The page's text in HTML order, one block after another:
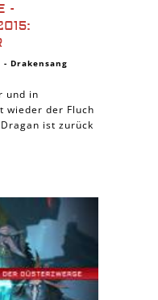
-
- Drakensang
und in
wieder der Fluch
ist zurück